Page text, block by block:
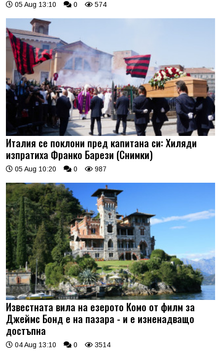
05 Aug 13:10 0 574
Италия се поклони пред капитана си: Хиляди
изпратиха Франко Барези (Снимки)
05 Aug 10:20 0 987
Известната вила на езерото Комо от филм за
Джеймс Бонд е на пазара - и е изненадващо
достъпна
04 Aug 13:10 0 3514